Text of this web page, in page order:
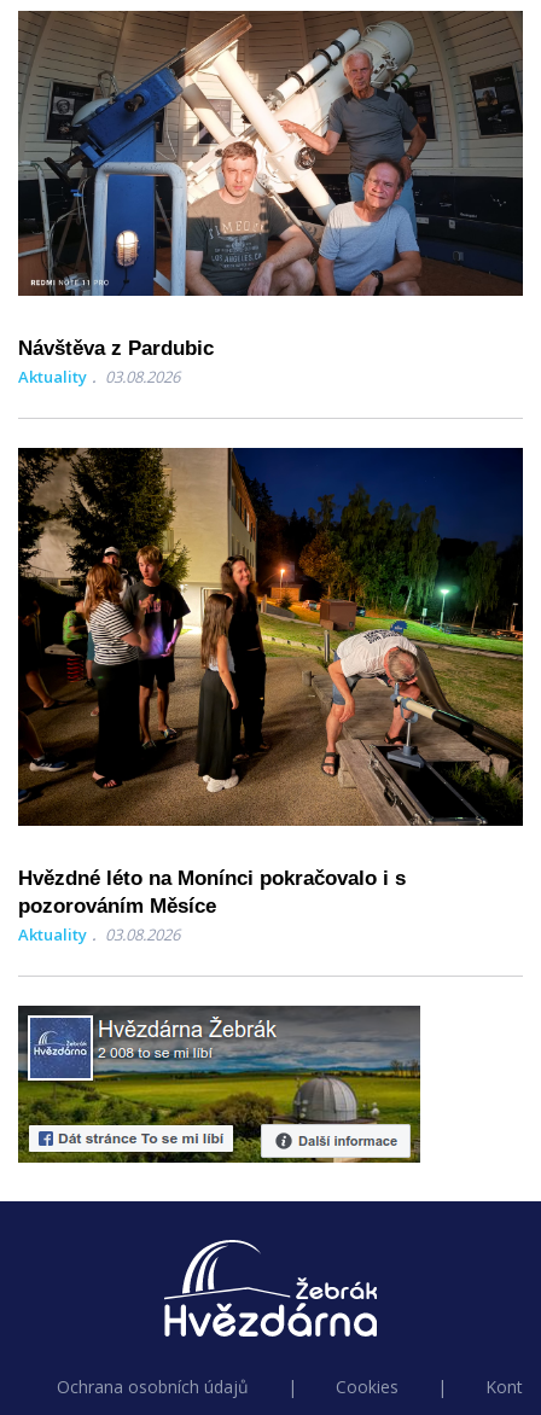
Návštěva z Pardubic
Aktuality 03.08.2026
Hvězdné léto na Monínci pokračovalo i s
pozorováním Měsíce
Aktuality 03.08.2026
Ochrana osobních údajů | Cookies |